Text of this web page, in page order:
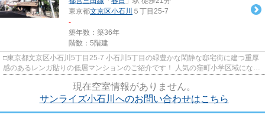
東京都文京区小石川 ５丁目25-7
-
築年数：築36年
階数：5階建
□東京都文京区小石川5丁目25-7 小石川5丁目の緑豊かな閑静な邸宅街に建つ重厚
感のあるレンガ貼りの低層マンションのご紹介です！ 人気の窪町小学区域になり
現在空室情報がありません。
サンライズ小石川へのお問い合わせはこちら